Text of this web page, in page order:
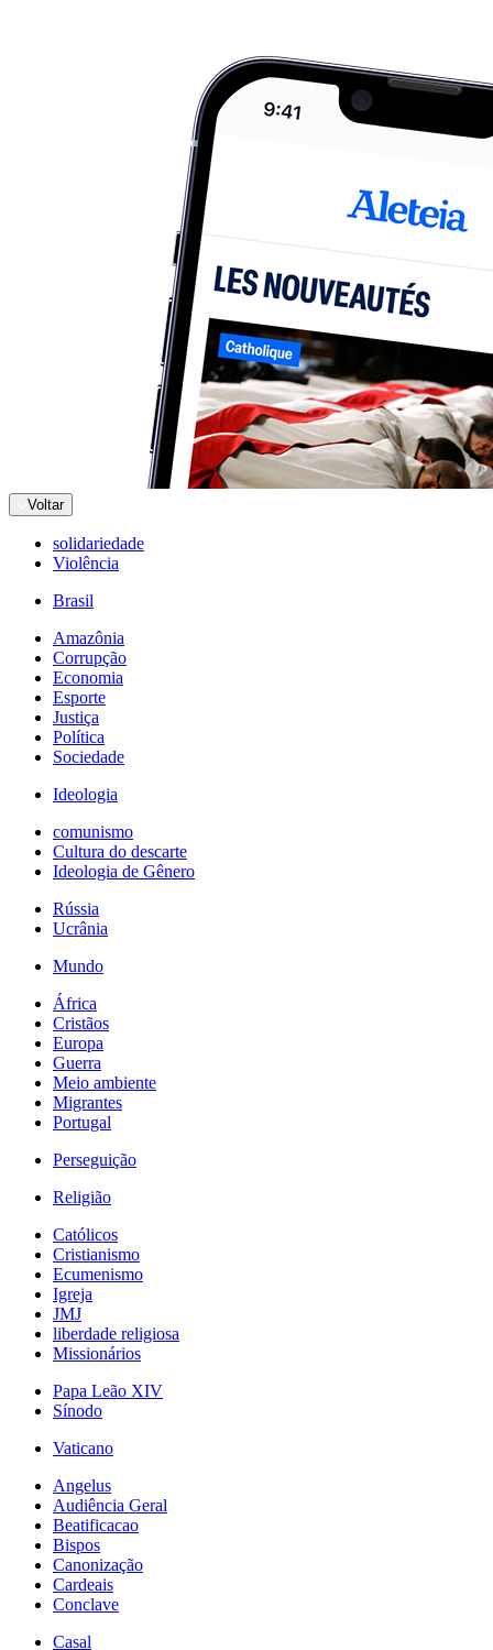
Voltar
solidariedade
Violência
Brasil
Amazônia
Corrupção
Economia
Esporte
Justiça
Política
Sociedade
Ideologia
comunismo
Cultura do descarte
Ideologia de Gênero
Rússia
Ucrânia
Mundo
África
Cristãos
Europa
Guerra
Meio ambiente
Migrantes
Portugal
Perseguição
Religião
Católicos
Cristianismo
Ecumenismo
Igreja
JMJ
liberdade religiosa
Missionários
Papa Leão XIV
Sínodo
Vaticano
Angelus
Audiência Geral
Beatificacao
Bispos
Canonização
Cardeais
Conclave
Casal